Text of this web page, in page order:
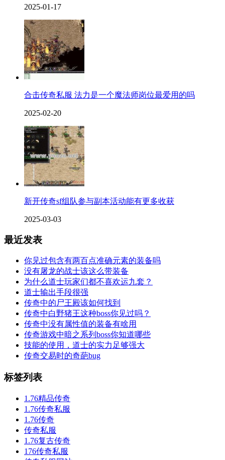
2025-01-17
合击传奇私服 法力是一个魔法师岗位最爱用的吗
2025-02-20
新开传奇sf组队参与副本活动能有更多收获
2025-03-03
最近发表
你见过包含有两百点准确元素的装备吗
没有屠龙的战士该这么带装备
为什么道士玩家们都不喜欢运九套？
道士输出手段很强
传奇中的尸王殿该如何找到
传奇中白野猪王这种boss你见过吗？
传奇中没有属性值的装备有啥用
传奇游戏中暗之系列boss你知道哪些
技能的使用，道士的实力足够强大
传奇交易时的奇葩bug
标签列表
1.76精品传奇
1.76传奇私服
1.76传奇
传奇私服
1.76复古传奇
176传奇私服